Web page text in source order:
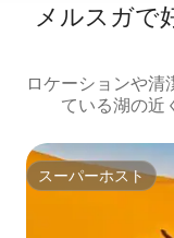
メルスガで
ロケーションや
ている湖の近
スーパーホスト
スーパーホスト